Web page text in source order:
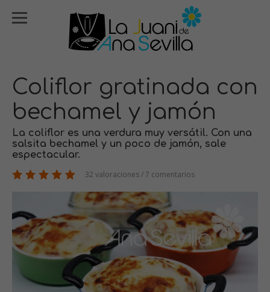
Coliflor gratinada con
bechamel y jamón
La coliflor es una verdura muy versátil. Con una
salsita bechamel y un poco de jamón, sale
espectacular.
32 valoraciones / 7 comentarios